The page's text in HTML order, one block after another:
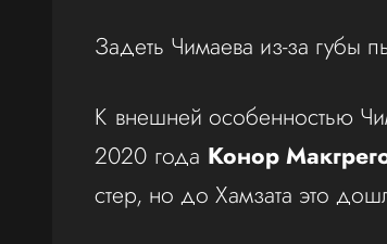
Задеть Чимаева из-за губы
К внешней особенностью
2020 года Конор
стер, но до Хамзата это